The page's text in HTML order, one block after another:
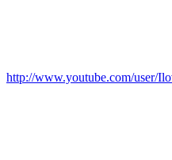
http://www.youtube.com/user/